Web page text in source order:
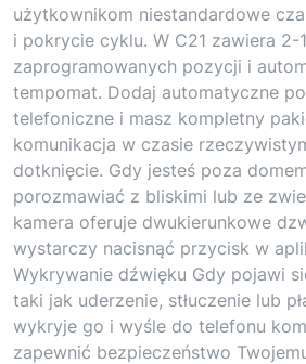
użytkownikom niestandardowe
i pokrycie cyklu. W C21 zawiera 2-
zaprogramowanych pozycji i
tempomat. Dodaj automatyczne
telefoniczne i masz kompletny
komunikacja w czasie
dotknięcie. Gdy jesteś poza
porozmawiać z bliskimi lub ze
kamera oferuje dwukierunkowe
wystarczy nacisnąć przycisk w
Wykrywanie dźwięku Gdy pojawi
taki jak uderzenie, stłuczenie lub
wykryje go i wyśle do telefonu
zapewnić bezpieczeństwo